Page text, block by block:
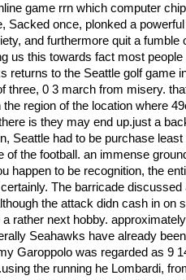
game rrn which computer
Sacked once, plonked a
and furthermore quit a fumble
us this towards fact most
returns to the Seattle golf game
three, 0 3 march from misery.
region of the location where
is they may end up.just a
Seattle had to be purchase
of the football. an immense
happen to be recognition, the
The barricade discussed
the attack didn cash in on
rather next hobby.
Seahawks have already
Garoppolo was regarded as 9
the running he Lombardi,